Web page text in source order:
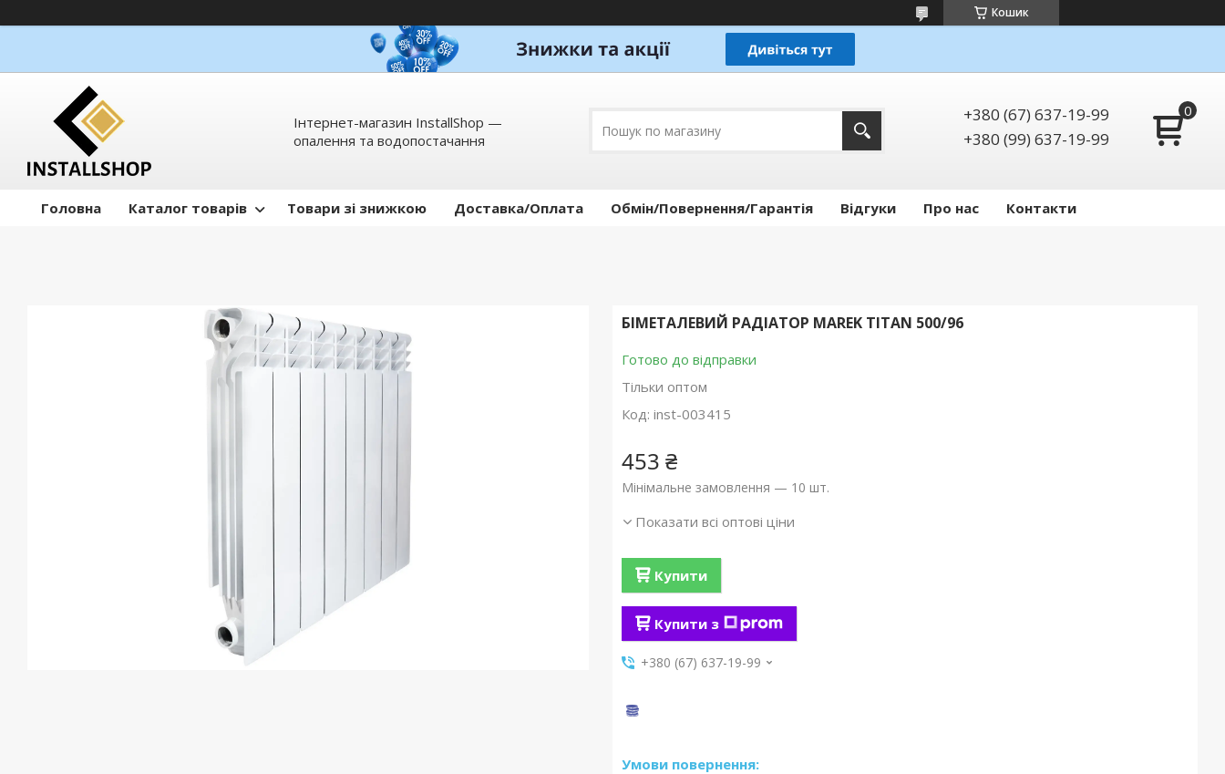
Кошик
Інтернет-магазин InstallShop —
опалення та водопостачання
+380 (67) 637-19-99
+380 (99) 637-19-99
Головна Каталог товарів Товари зі знижкою Доставка/Оплата Обмін/Повернення/Гарантія Відгуки Про нас Контакти
БІМЕТАЛЕВИЙ РАДІАТОР MAREK TITAN 500/96
Готово до відправки
Тільки оптом
Код: inst-003415
453 ₴
Мінімальне замовлення — 10 шт.
Показати всі оптові ціни
Купити
Купити з
+380 (67) 637-19-99